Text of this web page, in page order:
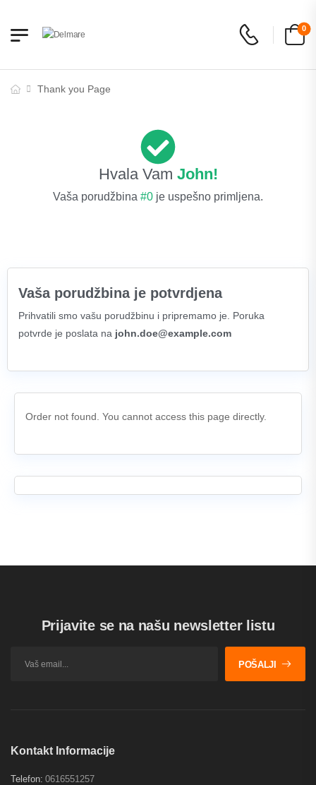
0
Thank you Page
Hvala Vam John!
Vaša porudžbina #0 je uspešno primljena.
Vaša porudžbina je potvrdjena
Prihvatili smo vašu porudžbinu i pripremamo je. Poruka
potvrde je poslata na john.doe@example.com
Order not found. You cannot access this page directly.
Prijavite se na našu newsletter listu
POŠALJI
Kontakt Informacije
Telefon: 0616551257